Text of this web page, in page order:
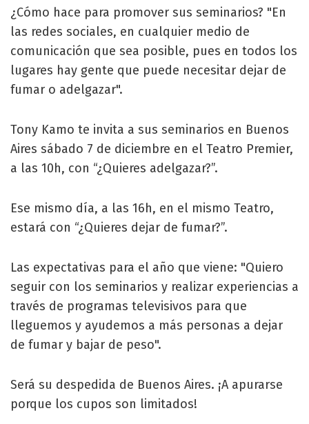
¿Cómo hace para promover sus seminarios? "En
las redes sociales, en cualquier medio de
comunicación que sea posible, pues en todos los
lugares hay gente que puede necesitar dejar de
fumar o adelgazar".
Tony Kamo te invita a sus seminarios en Buenos
Aires sábado 7 de diciembre en el Teatro Premier,
a las 10h, con “¿Quieres adelgazar?”.
Ese mismo día, a las 16h, en el mismo Teatro,
estará con “¿Quieres dejar de fumar?”.
Las expectativas para el año que viene: "Quiero
seguir con los seminarios y realizar experiencias a
través de programas televisivos para que
lleguemos y ayudemos a más personas a dejar
de fumar y bajar de peso".
Será su despedida de Buenos Aires. ¡A apurarse
porque los cupos son limitados!